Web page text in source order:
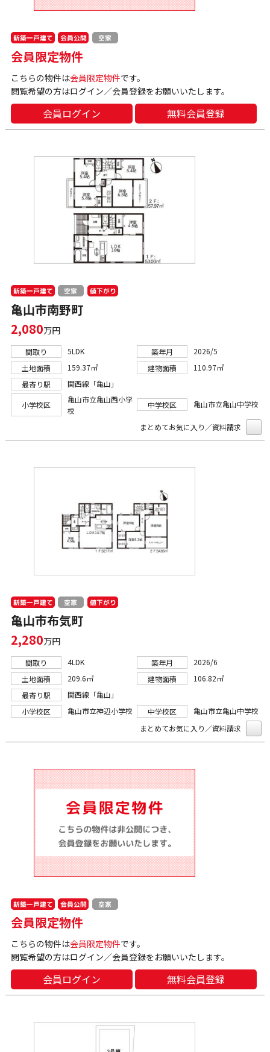
新築一戸建て 会員公開 空家
会員限定物件
こちらの物件は会員限定物件です。
閲覧希望の方はログイン／会員登録をお願いいたします。
会員ログイン 無料会員登録
新築一戸建て 空家 値下がり
亀山市南野町
2,080万円
間取り 5LDK 築年月
2026/5
土地面積
159.37㎡ 建物面積
110.97㎡
最寄り駅
関西線「亀山」
小学校区
亀山市立亀山西小学
校
中学校区 亀山市立亀山中学校
まとめてお気に入り／資料請求
新築一戸建て 空家 値下がり
亀山市布気町
2,280万円
間取り 4LDK 築年月
2026/6
土地面積
209.6㎡ 建物面積
106.82㎡
最寄り駅
関西線「亀山」
小学校区
亀山市立神辺小学校 中学校区
亀山市立亀山中学校
まとめてお気に入り／資料請求
新築一戸建て 会員公開 空家
会員限定物件
こちらの物件は会員限定物件です。
閲覧希望の方はログイン／会員登録をお願いいたします。
会員ログイン 無料会員登録